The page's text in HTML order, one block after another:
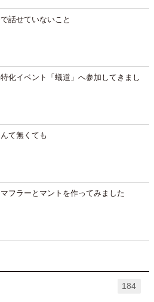
話せていないこと
化イベント「蟻道」へ参加してきまし
て無くても
フラーとマントを作ってみました
184